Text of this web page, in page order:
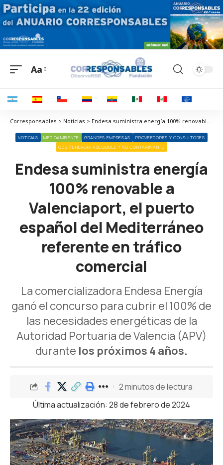
Aa
Corresponsables > Noticias > Endesa suministra energía 100% renovable a Valenciaport, el puerto español del Mediterráneo referente en tráfico comercial
NOTICIAS MEDIOAMBIENTE GRANDES EMPRESAS
PROVEEDORES Y CONSULTORES
ODS 7 ENERGÍA ASEQUIBLE Y NO CONTAMINANTE
Endesa suministra energía
100% renovable a
Valenciaport, el puerto
español del Mediterráneo
referente en tráfico
comercial
La comercializadora Endesa Energía
ganó el concurso para cubrir el 100% de
las necesidades energéticas de la
Autoridad Portuaria de Valencia (APV)
durante los próximos 4 años.
Última actualización: 28 de febrero de 2024
2 minutos de lectura